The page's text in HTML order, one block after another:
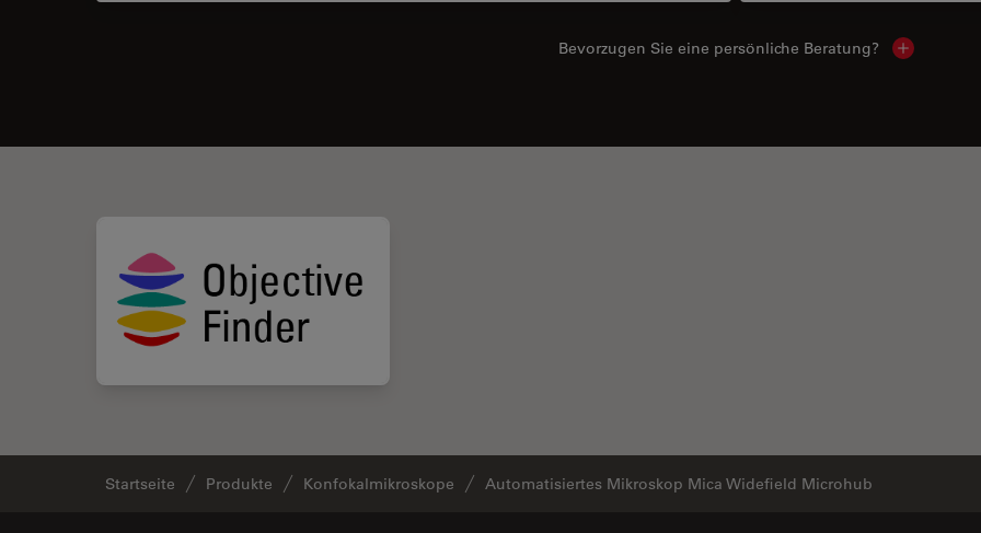
Bevorzugen Sie eine persönliche Beratung? Show local
Startseite Produkte Konfokalmikroskope Automatisiertes Mikroskop Mica Widefield Microhub